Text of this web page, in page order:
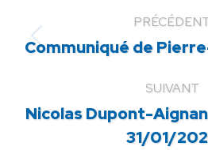
Article
:
Communiqué de
SUIVANT
Article
Nicolas Dupont-
31/01/